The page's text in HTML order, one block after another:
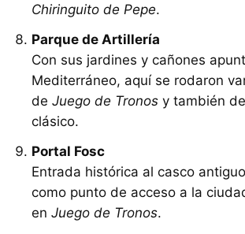
Chiringuito de Pepe.
Parque de Artillería
Con sus jardines y cañones
Mediterráneo, aquí se rodaron
de Juego de Tronos y también
clásico.
Portal Fosc
Entrada histórica al casco
como punto de acceso a la
en Juego de Tronos.